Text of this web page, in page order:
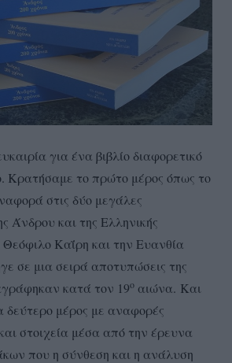
για ένα βιβλίο διαφορετικό
Κρατήσαμε το πρώτο μέρος όπως το
στις δύο μεγάλες
Άνδρου και της Ελληνικής
Καΐρη και την Ευανθία
σε μια σειρά αποτυπώσεις της
κατά τον 19ο αιώνα. Και
μέρος με αναφορές
στοιχεία μέσα από την έρευνα
που η σύνθεση και η ανάλυση